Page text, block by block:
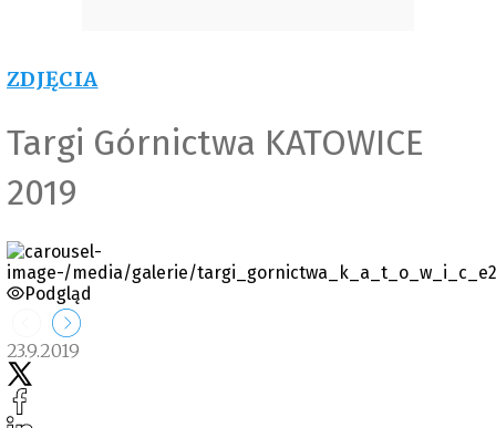
ZDJĘCIA
Targi Górnictwa KATOWICE
2019
Podgląd
23.9.2019